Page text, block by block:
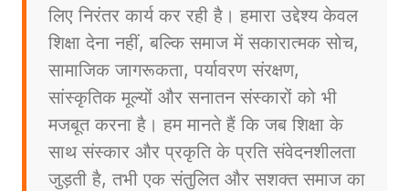
लिए निरंतर कार्य कर रही है। हमारा उद्देश्य केवल
शिक्षा देना नहीं, बल्कि समाज में सकारात्मक सोच,
सामाजिक जागरूकता, पर्यावरण संरक्षण,
सांस्कृतिक मूल्यों और सनातन संस्कारों को भी
मजबूत करना है। हम मानते हैं कि जब शिक्षा के
साथ संस्कार और प्रकृति के प्रति संवेदनशीलता
जुड़ती है, तभी एक संतुलित और सशक्त समाज का